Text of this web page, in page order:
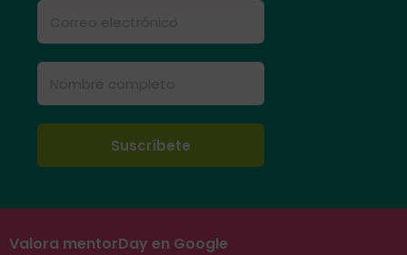
Valora mentorDay en Google